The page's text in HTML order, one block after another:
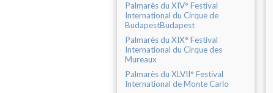
Palmarès du XIV° Festival
International du Cirque de
BudapestBudapest
Palmarès du XIX° Festival
International du Cirque des
Mureaux
Palmarès du XLVII° Festival
International de Monte Carlo